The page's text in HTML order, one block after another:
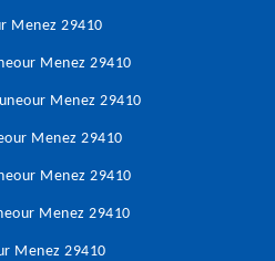
Menez 29410
Menez 29410
Menez 29410
Menez 29410
Menez 29410
Menez 29410
Menez 29410